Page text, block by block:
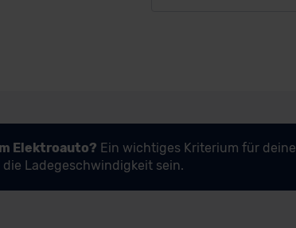
Elektroauto? Ein wichtiges Kriterium für deine
Ladegeschwindigkeit sein.